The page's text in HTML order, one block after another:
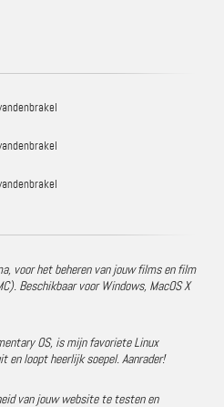
voor het beheren van jouw films en film
Beschikbaar voor Windows, MacOS X
OS, is mijn favoriete Linux
loopt heerlijk soepel. Aanrader!
van jouw website te testen en